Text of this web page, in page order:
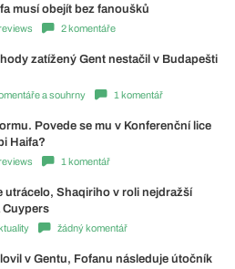
musí obejít bez fanoušků
2 komentáře
zatížený Gent nestačil v Budapešti
a souhrny 1 komentář
Povede se mu v Konferenční lice
Haifa?
1 komentář
utrácelo, Shaqiriho v roli nejdražší
žádný komentář
v Gentu, Fofanu následuje útočník